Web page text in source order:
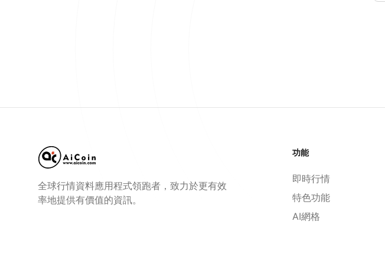
全球行情資料應用程式領跑者，致力於更有效
率地提供有價值的資訊。
功能
即時行情
特色功能
AI網格